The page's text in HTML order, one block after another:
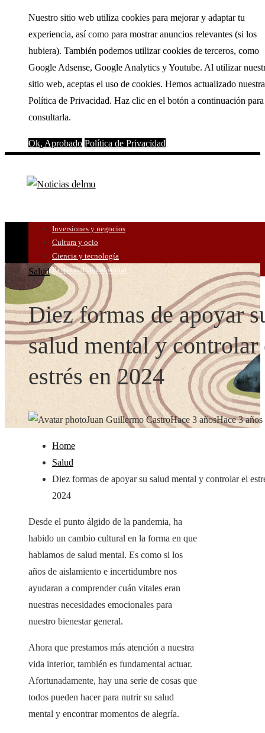
Nuestro sitio web utiliza cookies para mejorar y adaptar tu
experiencia, así como para mostrar anuncios relevantes (si los
hubiera). También podemos utilizar cookies de terceros, como
Google Adsense, Google Analytics y Youtube. Al utilizar
sitio web, aceptas el uso de cookies. Hemos actualizado nuestra
Política de Privacidad. Haz clic en el botón a continuación para
consultarla.
Ok, Aprobado Política de Privacidad
Inversiones y negocios
Cultura y ocio
Ciencia y tecnología
Responsabilidad social
Salud
Diez formas de apoyar
salud mental y controlar
estrés en 2024
Juan Guillermo CastroHace 3 añosHace 3 años
Home
Salud
Diez formas de apoyar su salud mental y controlar el
2024
Desde el punto álgido de la pandemia, ha
habido un cambio cultural en la forma en que
hablamos de salud mental. Es como si los
años de aislamiento e incertidumbre nos
ayudaran a comprender cuán vitales eran
nuestras necesidades emocionales para
nuestro bienestar general.
Ahora que prestamos más atención a nuestra
vida interior, también es fundamental actuar.
Afortunadamente, hay una serie de cosas que
todos pueden hacer para nutrir su salud
mental y encontrar momentos de alegría.